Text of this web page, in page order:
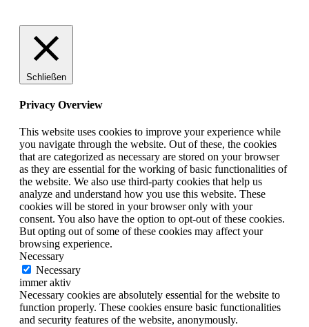
Schließen
Privacy Overview
This website uses cookies to improve your experience while
you navigate through the website. Out of these, the cookies
that are categorized as necessary are stored on your browser
as they are essential for the working of basic functionalities of
the website. We also use third-party cookies that help us
analyze and understand how you use this website. These
cookies will be stored in your browser only with your
consent. You also have the option to opt-out of these cookies.
But opting out of some of these cookies may affect your
browsing experience.
Necessary
Necessary
immer aktiv
Necessary cookies are absolutely essential for the website to
function properly. These cookies ensure basic functionalities
and security features of the website, anonymously.